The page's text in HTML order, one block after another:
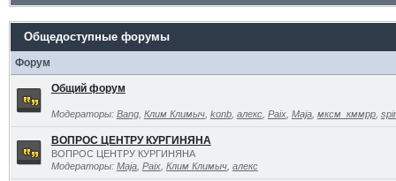
Общедоступные форумы
Форум
Общий форум
Модераторы: Bang, Клим Климыч, konb, алекс, Paix, Maja, мксм_кммрр,
ВОПРОС ЦЕНТРУ КУРГИНЯНА
ВОПРОС ЦЕНТРУ КУРГИНЯНА
Модераторы: Maja, Paix, Клим Климыч, алекс